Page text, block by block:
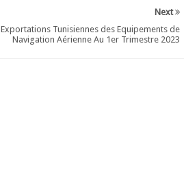
Next
Exportations Tunisiennes des Equipements de
Navigation Aérienne Au 1er Trimestre 2023